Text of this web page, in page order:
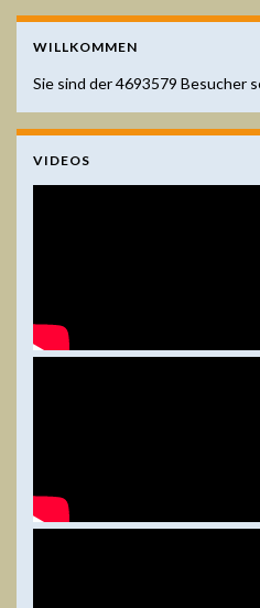
WILLKOMMEN
Sie sind der4693579 Besucher
VIDEOS